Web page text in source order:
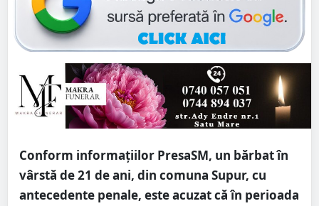
Conform informațiilor PresaSM, un bărbat în
vârstă de 21 de ani, din comuna Supur, cu
antecedente penale, este acuzat că în perioada